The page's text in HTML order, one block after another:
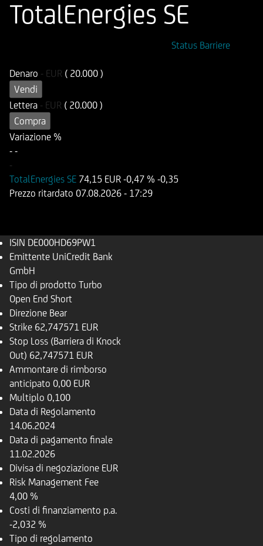
TotalEnergies SE
Status Barriere
Denaro - EUR ( 20.000 )
Vendi
Lettera - EUR ( 20.000 )
Compra
Variazione %
- -
-
TotalEnergies SE 74,15 EUR -0,47 % -0,35
Prezzo ritardato 07.08.2026 - 17:29
ISIN DE000HD69PW1
Emittente UniCredit Bank
GmbH
Tipo di prodotto Turbo
Open End Short
Direzione Bear
Strike 62,747571 EUR
Stop Loss (Barriera di Knock
Out) 62,747571 EUR
Ammontare di rimborso
anticipato 0,00 EUR
Multiplo 0,100
Data di Regolamento
14.06.2024
Data di pagamento finale
11.02.2026
Divisa di negoziazione EUR
Risk Management Fee
4,00 %
Costi di finanziamento p.a.
-2,032 %
Tipo di regolamento